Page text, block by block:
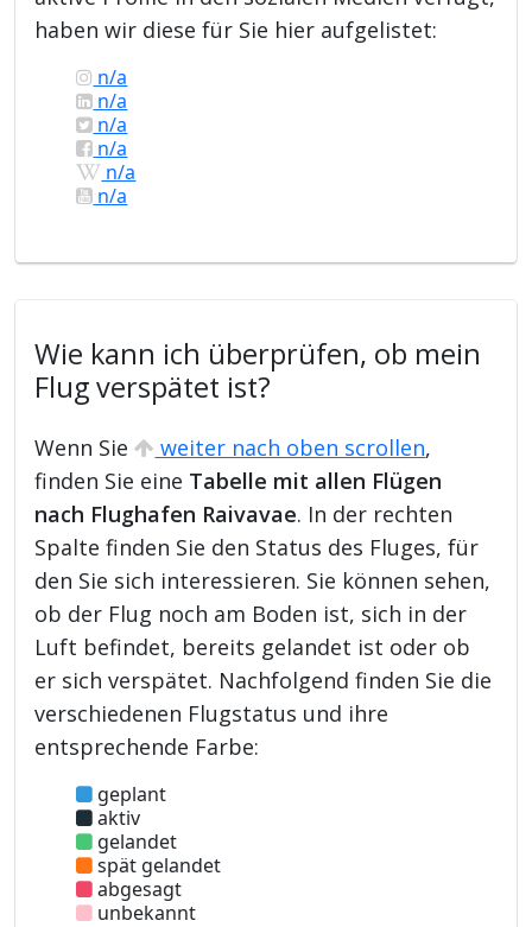
haben wir diese für Sie hier aufgelistet:
n/a
n/a
n/a
n/a
n/a
n/a
Wie kann ich überprüfen, ob mein
Flug verspätet ist?
Wenn Sie weiter nach oben scrollen,
finden Sie eine Tabelle mit allen Flügen
nach Flughafen Raivavae. In der rechten
Spalte finden Sie den Status des Fluges, für
den Sie sich interessieren. Sie können sehen,
ob der Flug noch am Boden ist, sich in der
Luft befindet, bereits gelandet ist oder ob
er sich verspätet. Nachfolgend finden Sie die
verschiedenen Flugstatus und ihre
entsprechende Farbe:
geplant
aktiv
gelandet
spät gelandet
abgesagt
unbekannt